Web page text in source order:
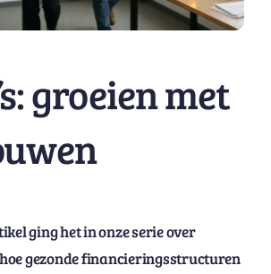
groeien met
ging het in onze serie over
gezonde financieringsstructuren